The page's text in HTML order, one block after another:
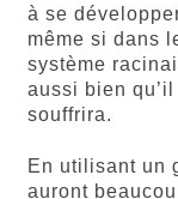
à se
même si dans
système
aussi bien
souffrira.
En utilisant un
auront